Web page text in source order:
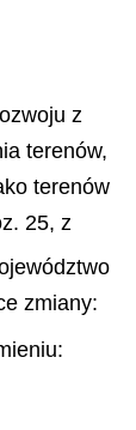
z
terenów,
terenów
25, z
zmiany: